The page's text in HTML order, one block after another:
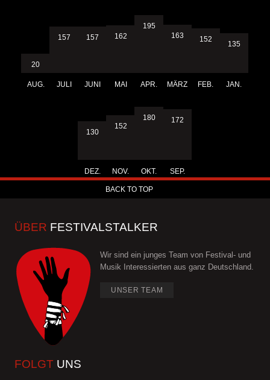
20
AUG.
157
JULI
157
JUNI
162
MAI
195
APR.
163
MÄRZ
152
FEB.
135
JAN.
130
DEZ.
152
NOV.
180
OKT.
172
SEP.
BACK TO TOP
ÜBER FESTIVALSTALKER
Wir sind ein junges Team von Festival- und
Musik Interessierten aus ganz Deutschland.
UNSER TEAM
FOLGT UNS